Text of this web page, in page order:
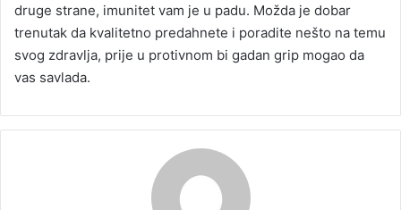
druge strane, imunitet vam je u padu. Možda je dobar
trenutak da kvalitetno predahnete i poradite nešto na temu
svog zdravlja, prije u protivnom bi gadan grip mogao da
vas savlada.